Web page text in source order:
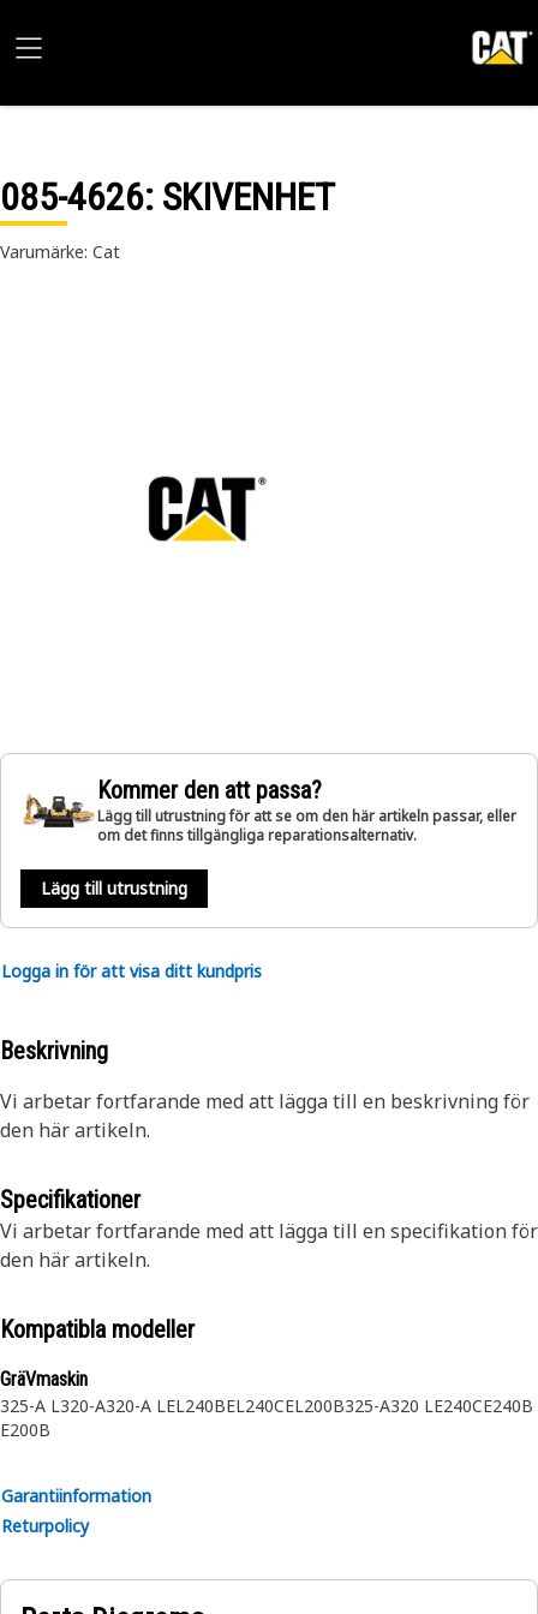
085-4626: SKIVENHET
Varumärke: Cat
Kommer den att passa?
Lägg till utrustning för att se om den här artikeln passar, eller
om det finns tillgängliga reparationsalternativ.
Lägg till utrustning
Logga in för att visa ditt kundpris
Beskrivning
Vi arbetar fortfarande med att lägga till en beskrivning för
den här artikeln.
Specifikationer
Vi arbetar fortfarande med att lägga till en specifikation för
den här artikeln.
Kompatibla modeller
GräVmaskin
325-A L320-A320-A LEL240BEL240CEL200B325-A320 LE240CE240B
E200B
Garantiinformation
Returpolicy